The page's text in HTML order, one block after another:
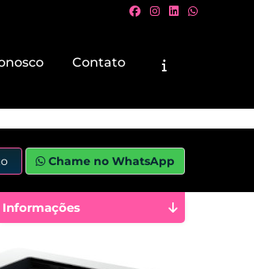
Contato
Chame no WhatsApp
Informações